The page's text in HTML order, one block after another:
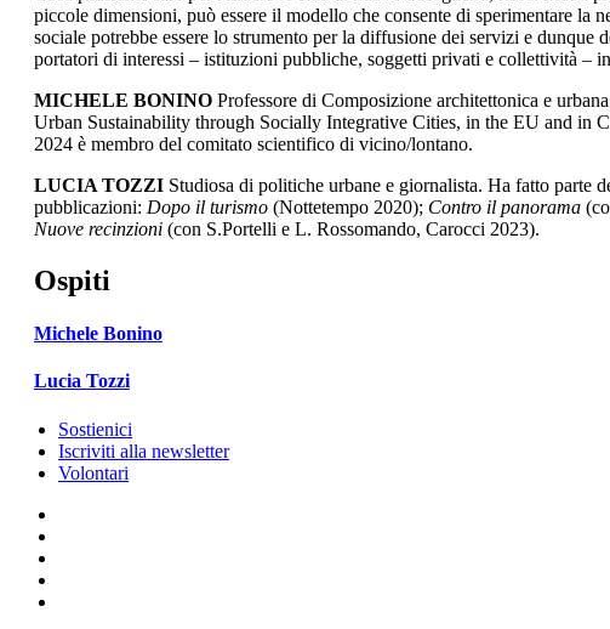
piccole dimensioni, può essere il modello che consente di sperimentare la
sociale potrebbe essere lo strumento per la diffusione dei servizi e
portatori di interessi – istituzioni pubbliche, soggetti privati e collettività –
MICHELE BONINO Professore di Composizione architettonica e
Urban Sustainability through Socially Integrative Cities, in the EU and in
2024 è membro del comitato scientifico di vicino/lontano.
LUCIA TOZZI Studiosa di politiche urbane e giornalista. Ha fatto parte
pubblicazioni: Dopo il turismo (Nottetempo 2020); Contro il panorama
Nuove recinzioni (con S.Portelli e L. Rossomando, Carocci 2023).
Ospiti
Michele Bonino
Lucia Tozzi
Sostienici
Iscriviti alla newsletter
Volontari